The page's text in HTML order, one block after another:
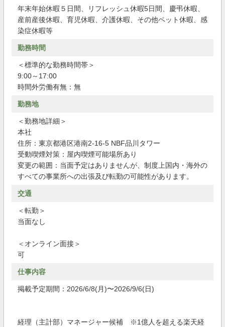
年末年始休暇５日間、リフレッシュ休暇5日間、慶弔休暇、
産前産後休暇、育児休暇、介護休暇、その他ペット休暇、感
染症休暇等
勤務時間
＜標準的な勤務時間帯＞
9:00～17:00
時間外労働有無：無
勤務地
＜勤務地詳細＞
本社
住所：東京都港区港南2-16-5 NBF品川タワー
受動喫煙対策：屋内喫煙可能場所あり
変更の範囲：当面予定はありませんが、制度上国内・海外の
すべての事業所への出張及び転勤の可能性があります。
交通
＜転勤＞
当面なし
＜オンライン面接＞
可
仕事内容
掲載予定期間：2026/6/8(月)〜2026/9/6(日)
経理（主計部）マネージャー候補 ※1億人を超える楽天経